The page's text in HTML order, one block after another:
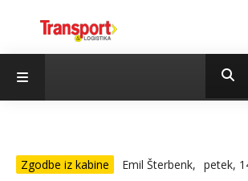
Zgodbe iz kabine Emil Šterbenk, petek,